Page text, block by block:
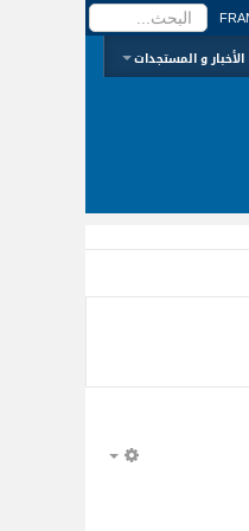
البحث...
الأخبار و المستجدات